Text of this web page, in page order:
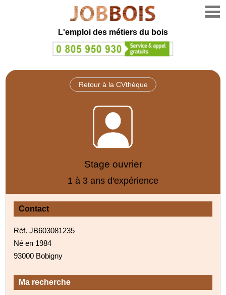
L'emploi des métiers du bois
Retour à la CVthèque
Stage ouvrier
1 à 3 ans d'expérience
Contact
Réf. JB603081235
Né en 1984
93000 Bobigny
Ma recherche